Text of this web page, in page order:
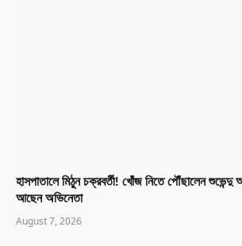
হাসপাতালে মিঠুন চক্রবর্তী! খোঁজ নিতে পৌঁছালেন শুভেন্দু
আছেন অভিনেতা
August 7, 2026